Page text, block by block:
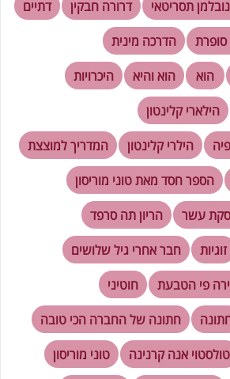
תסריטאי דרורה חבקין
דתיים
סופרת
הדרכה מינית
הוא הוא והיא
היכרויות
הילארי קלינטון
הילרי קלינטון
המדריך למוצצת
הספר חסד מאת טוני מוריסון
עשר
הריון תה סרפד
זוגיות
חבר אחרי גיל שלושים
פי הטבעת
חוטיני
חתונה של החברה הכי טובה
טולסטוי אנה קרנינה
טוני מוריסון